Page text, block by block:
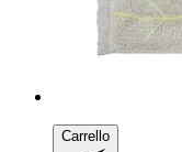
Carrello